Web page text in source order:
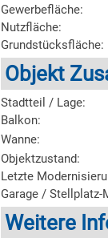
Gewerbefläche:
Nutzfläche:
Grundstücksfläche:
Objekt
Stadtteil / Lage:
Balkon:
Wanne:
Objektzustand:
Letzte
Garage / Stellplatz-
Weitere